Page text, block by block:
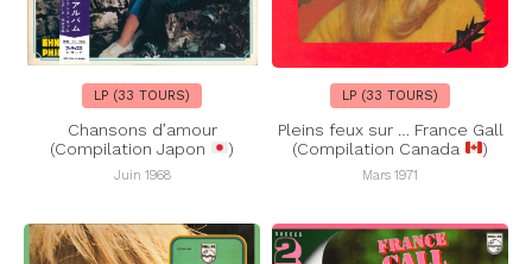
LP (33 TOURS)
Chansons d’amour
(Compilation Japon
)
Juin 1968
LP (33 TOURS)
Pleins feux sur … France Gall
(Compilation Canada
)
Mars 1971